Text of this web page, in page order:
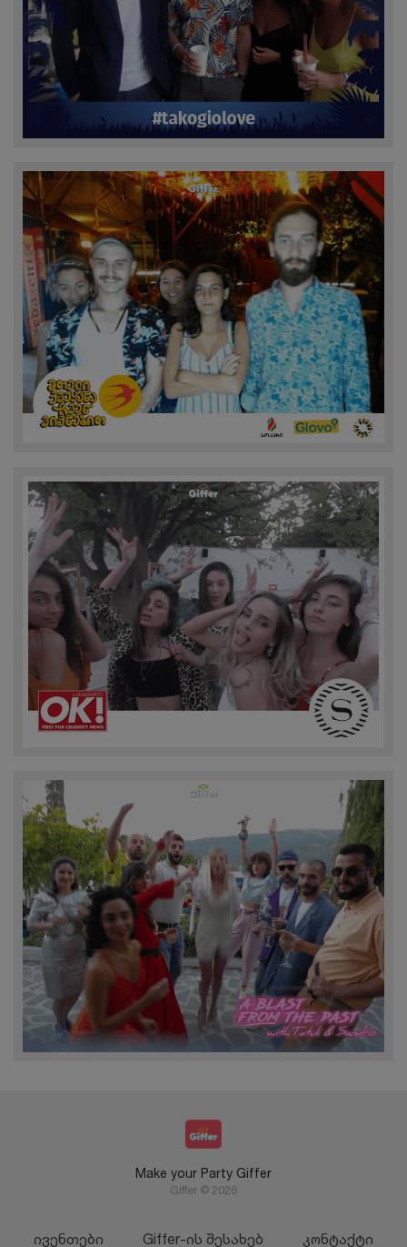
Make your Party Giffer
Giffer © 2026
ივენთები Giffer-ის შესახებ კონტაქტი